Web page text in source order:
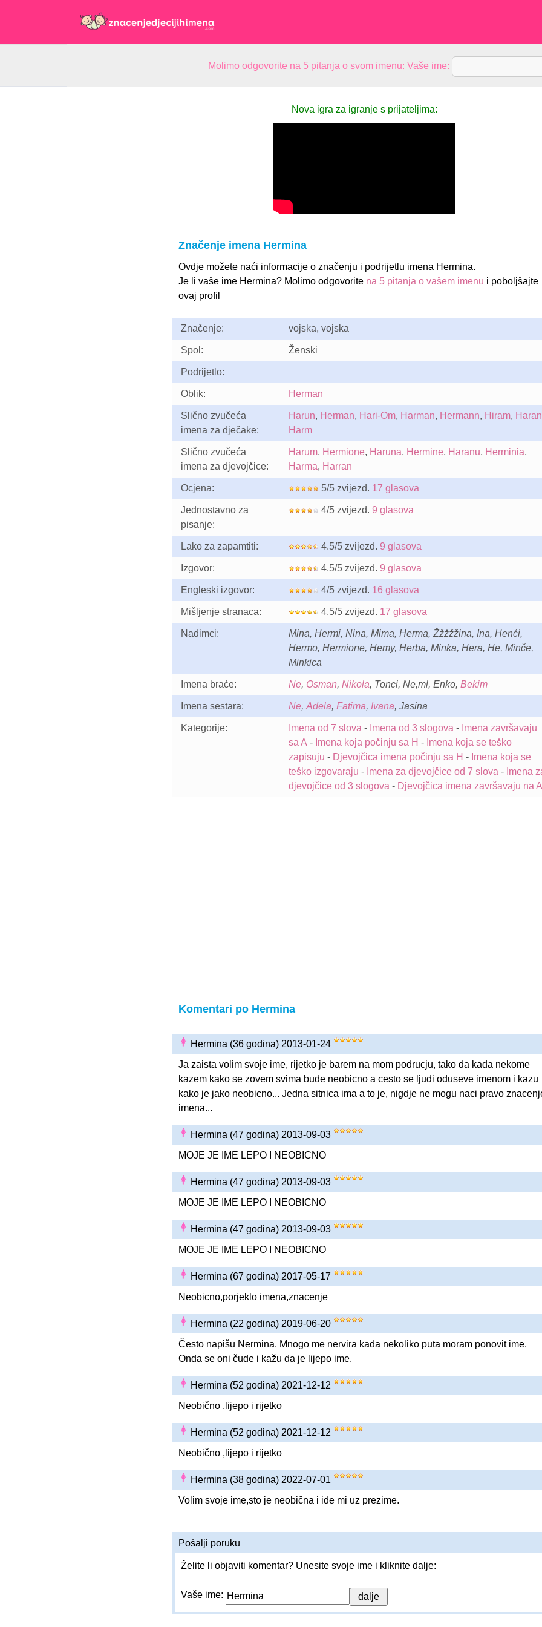
Molimo odgovorite na 5 pitanja o svom imenu: Vaše ime:
Nova igra za igranje s prijateljima:
Značenje imena Hermina
Ovdje možete naći informacije o značenju i podrijetlu imena Hermina.
Je li vaše ime Hermina? Molimo odgovorite na 5 pitanja o vašem imenu i poboljšajte
ovaj profil
Značenje: vojska, vojska
Spol: Ženski
Podrijetlo:
Oblik: Herman
Slično zvučeća
imena za dječake:
Harun, Herman, Hari-Om, Harman, Hermann, Hiram, Haran
Harm
Slično zvučeća
imena za djevojčice:
Harum, Hermione, Haruna, Hermine, Haranu, Herminia,
Harma, Harran
Ocjena: 5/5 zvijezd. 17 glasova
Jednostavno za
pisanje:
4/5 zvijezd. 9 glasova
Lako za zapamtiti: 4.5/5 zvijezd. 9 glasova
Izgovor: 4.5/5 zvijezd. 9 glasova
Engleski izgovor: 4/5 zvijezd. 16 glasova
Mišljenje stranaca: 4.5/5 zvijezd. 17 glasova
Nadimci:
Mina, Hermi, Nina, Mima, Herma, Žžžžžina, Ina, Henći,
Hermo, Hermione, Hemy, Herba, Minka, Hera, He, Minče,
Minkica
Imena braće: Ne, Osman, Nikola, Tonci, Ne,ml, Enko, Bekim
Imena sestara: Ne, Adela, Fatima, Ivana, Jasina
Kategorije: Imena od 7 slova - Imena od 3 slogova - Imena završavaju
sa A - Imena koja počinju sa H - Imena koja se teško
zapisuju - Djevojčica imena počinju sa H - Imena koja se
teško izgovaraju - Imena za djevojčice od 7 slova - Imena
djevojčice od 3 slogova - Djevojčica imena završavaju na A
Komentari po Hermina
Hermina (36 godina) 2013-01-24
Ja zaista volim svoje ime, rijetko je barem na mom podrucju, tako da kada nekome
kazem kako se zovem svima bude neobicno a cesto se ljudi oduseve imenom i kazu
kako je jako neobicno... Jedna sitnica ima a to je, nigdje ne mogu naci pravo
imena...
Hermina (47 godina) 2013-09-03
MOJE JE IME LEPO I NEOBICNO
Hermina (47 godina) 2013-09-03
MOJE JE IME LEPO I NEOBICNO
Hermina (47 godina) 2013-09-03
MOJE JE IME LEPO I NEOBICNO
Hermina (67 godina) 2017-05-17
Neobicno,porjeklo imena,znacenje
Hermina (22 godina) 2019-06-20
Često napišu Nermina. Mnogo me nervira kada nekoliko puta moram ponovit ime.
Onda se oni čude i kažu da je lijepo ime.
Hermina (52 godina) 2021-12-12
Neobično ,lijepo i rijetko
Hermina (52 godina) 2021-12-12
Neobično ,lijepo i rijetko
Hermina (38 godina) 2022-07-01
Volim svoje ime,sto je neobična i ide mi uz prezime.
Pošalji poruku
Želite li objaviti komentar? Unesite svoje ime i kliknite dalje:
Vaše ime: